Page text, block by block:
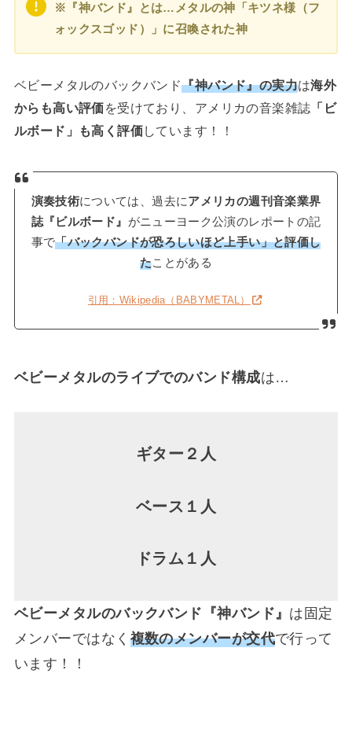
※『神バンド』とは…メタルの神「キツネ様（フ
ォックスゴッド）」に召喚された神
ベビーメタルのバックバンド『神バンド』の実力は海外
からも高い評価を受けており、アメリカの音楽雑誌 「ビ
ルボード」も高く評価しています！！
演奏技術については、過去にアメリカの週刊音楽業界
誌『ビルボード』 がニューヨーク公演のレポートの記
事で「バックバンドが恐ろしいほど上手い」と評価し
たことがある
引用：Wikipedia（BABYMETAL）
ベビーメタルのライブでのバンド構成は…
ギター２人
ベース１人
ドラム１人
ベビーメタルのバックバンド『神バンド』 は固定
メンバーではなく 複数のメンバーが交代で行って
います！！